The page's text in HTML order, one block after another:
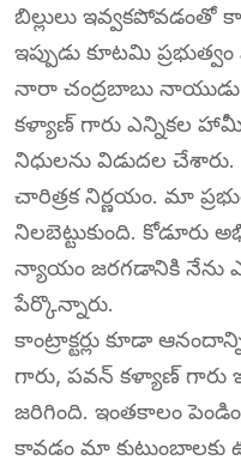
బిల్లులు ఇవ్వకపోవడంతో
ఇప్పుడు కూటమి
నారా చంద్రబాబు నాయుడు
కళ్యాణ్ గారు ఎన్నికల హామీ
నిధులను విడుదల చేశారు.
చారిత్రక నిర్ణయం. మా
నిలబెట్టుకుంది. కోడూరు
న్యాయం జరగడానికి నేను
పేర్కొన్నారు.
కాంట్రాక్టర్లు కూడా
గారు, పవన్ కళ్యాణ్
జరిగింది. ఇంతకాలం
కావడం మా కుటుంబాలకు